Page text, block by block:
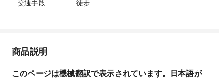
交通手段 徒歩
商品説明
このページは機械翻訳で表示されています。日本語が